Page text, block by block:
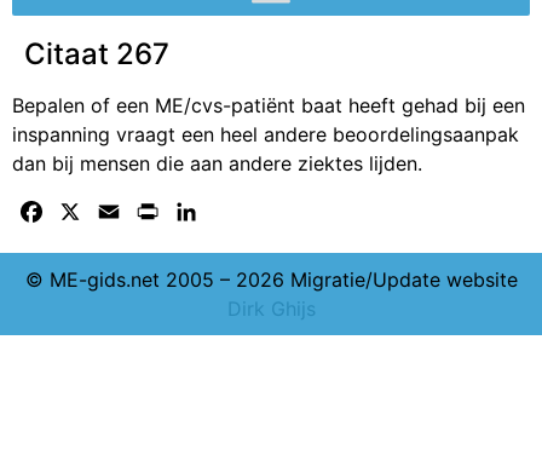
Citaat 267
Bepalen of een ME/cvs-patiënt baat heeft gehad bij een
inspanning vraagt een heel andere beoordelingsaanpak
dan bij mensen die aan andere ziektes lijden.
Facebook Email Print
© ME-gids.net 2005 – 2026 Migratie/Update website
Dirk Ghijs